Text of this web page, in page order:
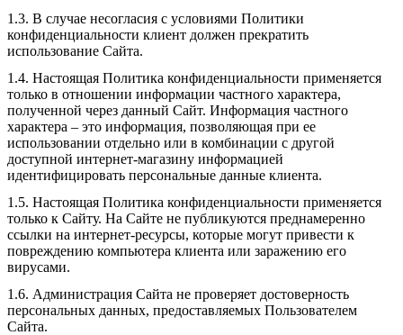
1.3. В случае несогласия с условиями Политики
конфиденциальности клиент должен прекратить
использование Сайта.
1.4. Настоящая Политика конфиденциальности применяется
только в отношении информации частного характера,
полученной через данный Сайт. Информация частного
характера – это информация, позволяющая при ее
использовании отдельно или в комбинации с другой
доступной интернет-магазину информацией
идентифицировать персональные данные клиента.
1.5. Настоящая Политика конфиденциальности применяется
только к Сайту. На Сайте не публикуются преднамеренно
ссылки на интернет-ресурсы, которые могут привести к
повреждению компьютера клиента или заражению его
вирусами.
1.6. Администрация Сайта не проверяет достоверность
персональных данных, предоставляемых Пользователем
Сайта.